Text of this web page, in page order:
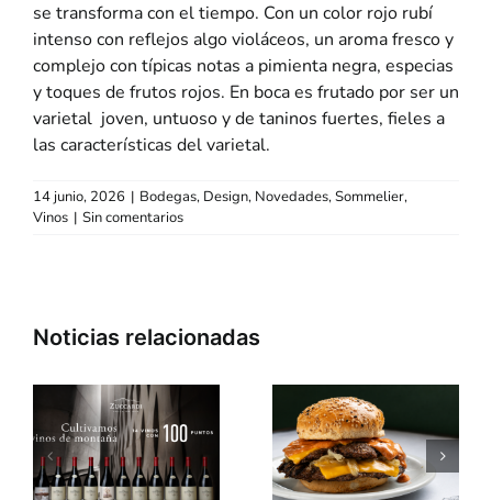
se transforma con el tiempo. Con un color rojo rubí
intenso con reflejos algo violáceos, un aroma fresco y
complejo con típicas notas a pimienta negra, especias
y toques de frutos rojos. En boca es frutado por ser un
varietal joven, untuoso y de taninos fuertes, fieles a
las características del varietal.
14 junio, 2026 | Bodegas, Design, Novedades,Sommelier,
Vinos | Sin comentarios
«Dia de la
Niñez» en
Fondue:
Plato de